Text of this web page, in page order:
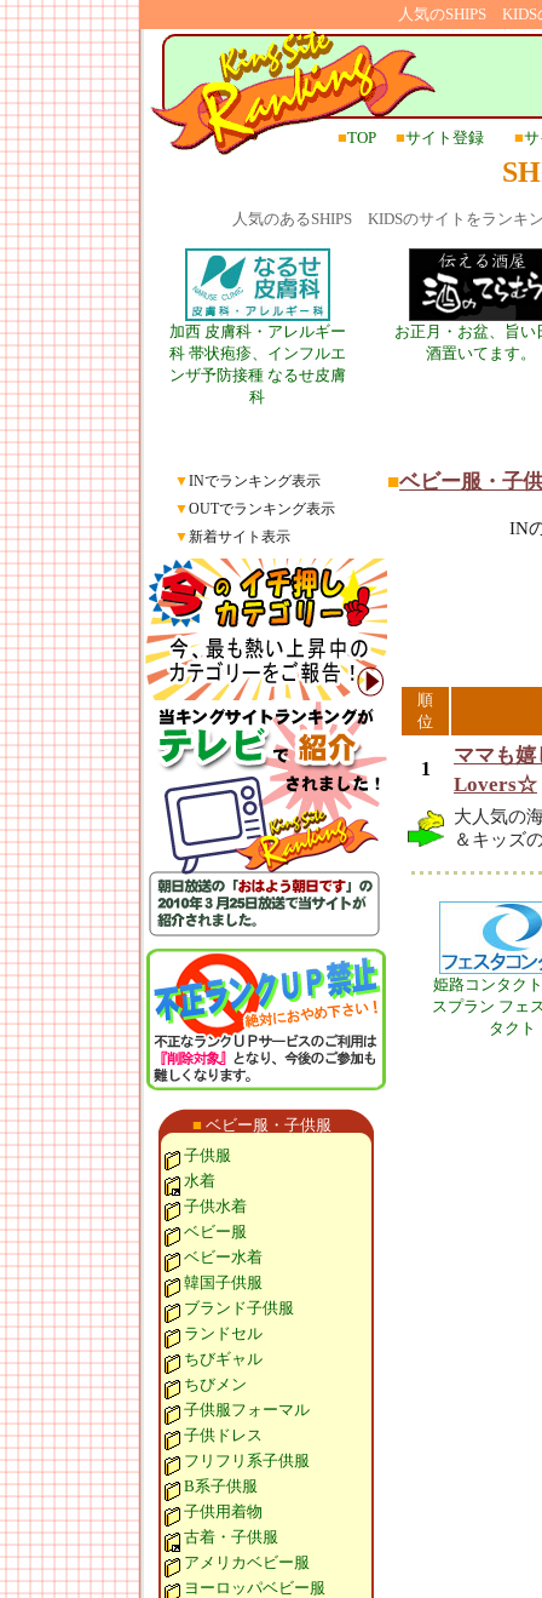
人気のSHIPS KIDS
■TOP ■サイト登録 ■
人気のあるSHIPS KIDSのサイトをランキ
加西 皮膚科・アレルギー
科 帯状疱疹、インフルエ
ンザ予防接種 なるせ皮膚
科
お正月・お盆、旨い
酒置いてます。
▼INでランキング表示
▼OUTでランキング表示
▼新着サイト表示
■ ベビー服・子供服
子供服
水着
子供水着
ベビー服
ベビー水着
韓国子供服
ブランド子供服
ランドセル
ちびギャル
ちびメン
子供服フォーマル
子供ドレス
フリフリ系子供服
B系子供服
子供用着物
古着・子供服
アメリカベビー服
ヨーロッパベビー服
■ベビー服・子
IN
順
位
1
ママも
Lovers☆
大人気の
＆キッズ
姫路コンタク
スプラン フェ
タクト